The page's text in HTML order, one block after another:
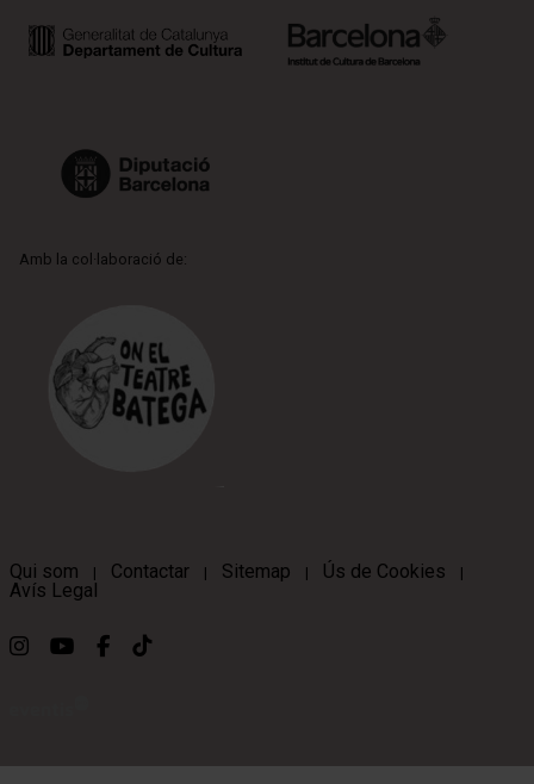
Amb la col·laboració de:
Qui som | Contactar | Sitemap | Ús de Cookies |
Avís Legal
Link a instagram
Link a youtube
Link a facebook
Link a ticktok